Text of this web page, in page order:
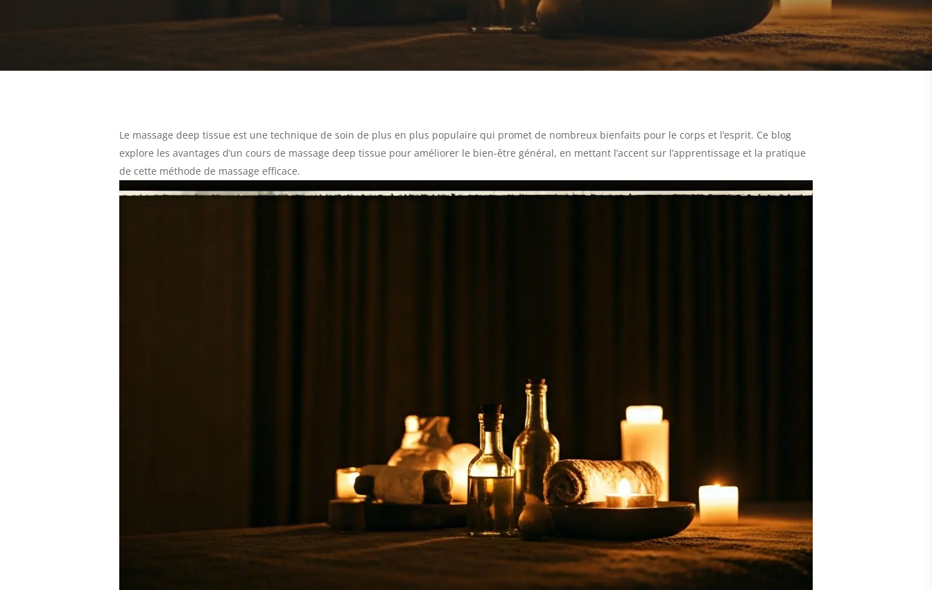
Le massage deep tissue est une technique de soin de plus en plus populaire qui promet de nombreux bienfaits pour le corps et l’esprit. Ce blog
explore les avantages d’un cours de massage deep tissue pour améliorer le bien-être général, en mettant l’accent sur l’apprentissage et la pratique
de cette méthode de massage efficace.